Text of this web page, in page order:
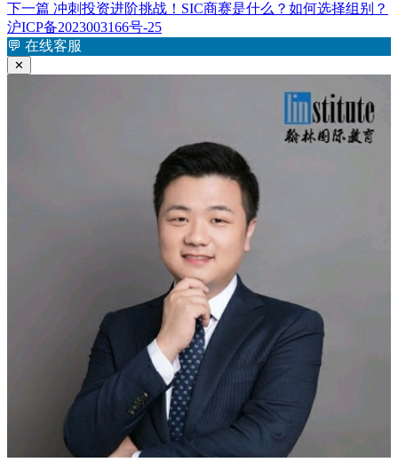
章
导
航
文
章：
下一篇 下
篇
文
冲刺投资进阶挑战！SIC商赛是什么？如何选择组别？
沪ICP备2023003166号-25
💬 在线客服
✕